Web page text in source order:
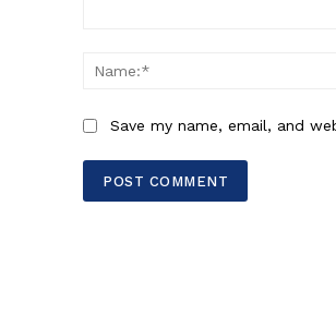
Save my name, email, and